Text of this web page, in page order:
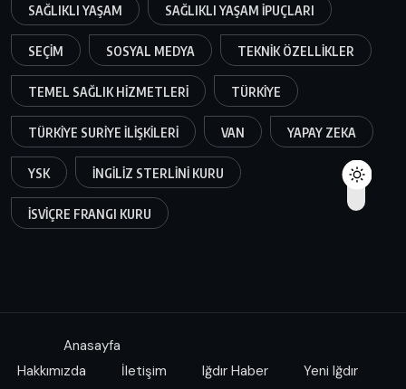
SAĞLIKLI YAŞAM SAĞLIKLI YAŞAM IPUÇLARI
SEÇIM SOSYAL MEDYA TEKNIK ÖZELLIKLER
TEMEL SAĞLIK HIZMETLERI TÜRKIYE
TÜRKIYE SURIYE ILIŞKILERI VAN YAPAY ZEKA
YSK İNGILIZ STERLINI KURU
İSVIÇRE FRANGI KURU
Anasayfa
Hakkımızda
İletişim Iğdır Haber
Yeni Iğdır